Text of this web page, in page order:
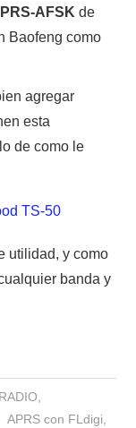
AFSK de
Baofeng como
agregar
esta
de como le
TS-50
utilidad, y como
banda y
APRS con FLdigi